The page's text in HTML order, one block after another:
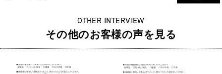
OTHER INTERVIEW
その他のお客様の声を見る